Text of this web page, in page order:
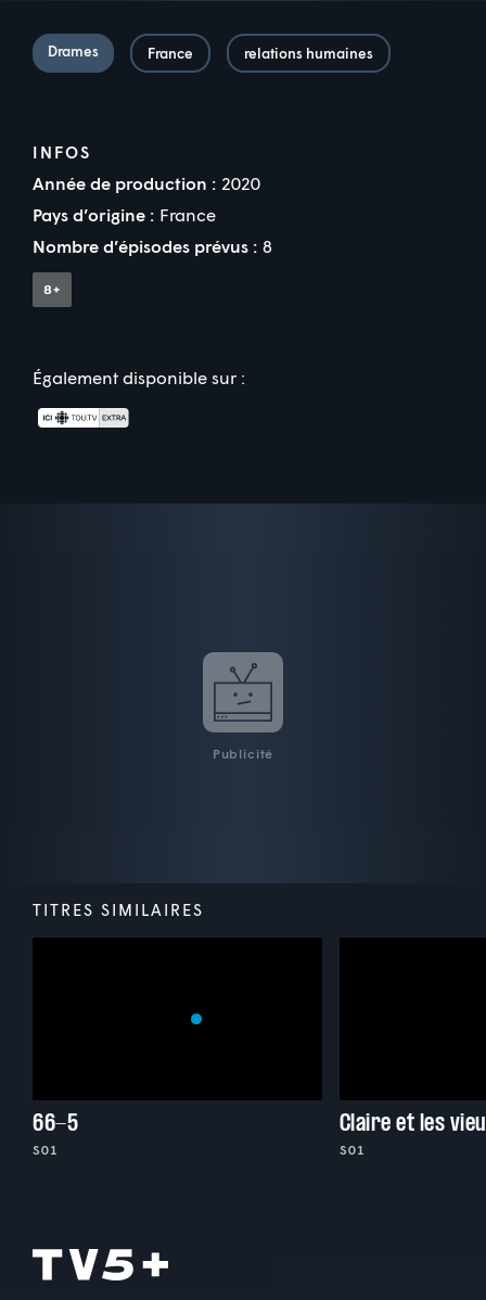
Drames France relations humaines
INFOS
Année de production : 2020
Pays d’origine : France
Nombre d’épisodes prévus : 8
Également disponible sur :
Publicité
TITRES SIMILAIRES
66-5
S01
Claire et les
S01